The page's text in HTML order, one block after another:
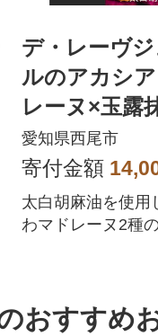
デ・レーヴ
ルのアカシ
レーヌ×玉露
レーヌ10個
3-14
愛知県西尾市
寄付金額
太白胡麻油を使用
わマドレーヌ2種
おすすめ